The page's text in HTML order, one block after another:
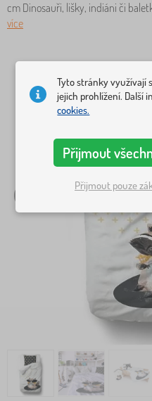
cm Dinosauři, lišky, indiáni či
více
Tyto stránky využívají
jejich prohlížení. Další
cookies.
Přijmout
Přijmout pouze